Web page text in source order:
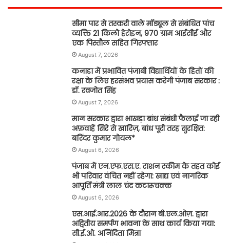
सीमा पार से तस्करी वाले मॉड्यूल से संबंधित पांच
व्यक्ति 21 किलो हेरोइन, 970 ग्राम आईसीई और
एक पिस्तौल सहित गिरफ्तार
August 7, 2026
कनाडा में प्रभावित पंजाबी विद्यार्थियों के हितों की
रक्षा के लिए हरसंभव प्रयास करेगी पंजाब सरकार :
डॉ. रवजोत सिंह
August 7, 2026
मान सरकार द्वारा भाखड़ा बांध संबंधी फैलाई जा रही
अफ़वाहें सिरे से खारिज़, बांध पूरी तरह सुरक्षित:
बरिंदर कुमार गोयल*
August 6, 2026
पंजाब में एन.एफ.एस.ए. राशन स्कीम के तहत कोई
भी परिवार वंचित नहीं रहेगा: खाद्य एवं नागरिक
आपूर्ति मंत्री लाल चंद कटारूचक्क
August 6, 2026
एस.आई.आर.2026 के दौरान बी.एल.ओज़. द्वारा
अद्वितीय समर्पण भावना के साथ कार्य किया गया:
सी.ई.ओ. अनिंदिता मित्रा